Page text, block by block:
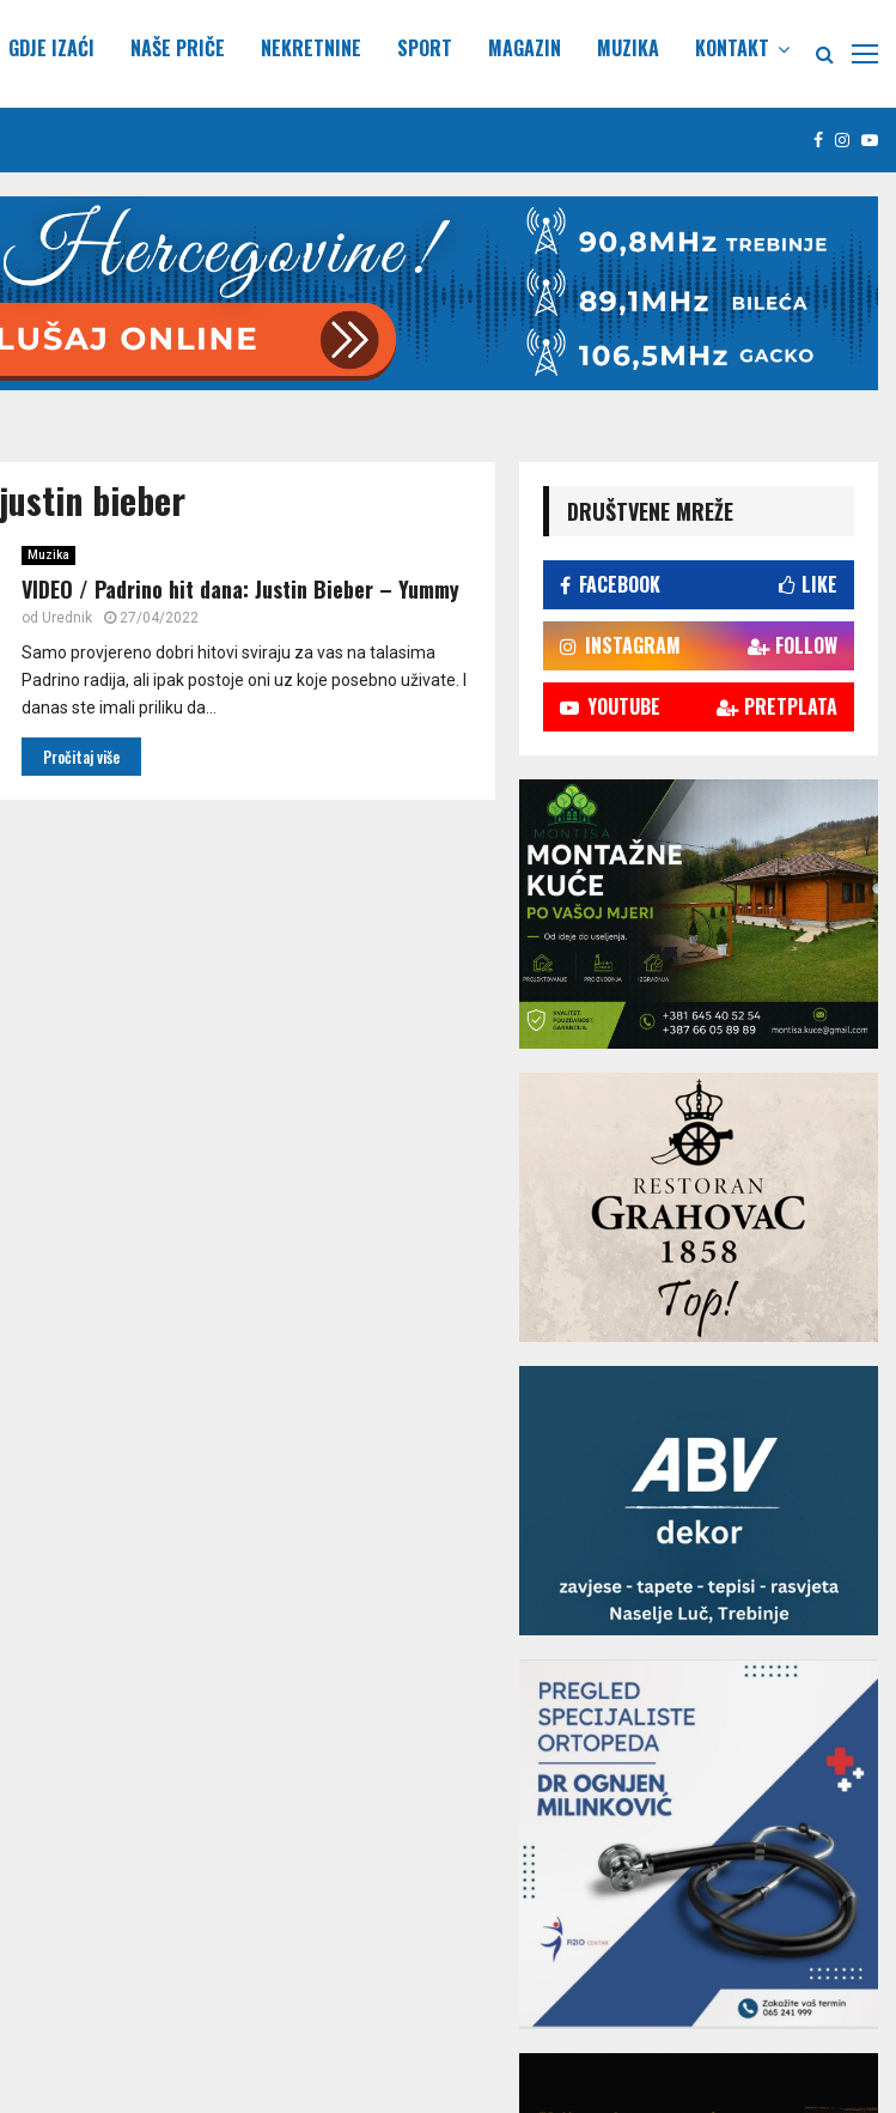
GDJE IZAĆI NAŠE PRIČE NEKRETNINE SPORT MAGAZIN MUZIKA KONTAKT
Facebook
justin bieber
Muzika
VIDEO / Padrino hit dana: Justin Bieber – Yummy
od Urednik 27/04/2022
Samo provjereno dobri hitovi sviraju za vas na talasima
Padrino radija, ali ipak postoje oni uz koje posebno uživate. I
danas ste imali priliku da...
Pročitaj više
DRUŠTVENE MREŽE
FACEBOOK LIKE
INSTAGRAM FOLLOW
YOUTUBE PRETPLATA